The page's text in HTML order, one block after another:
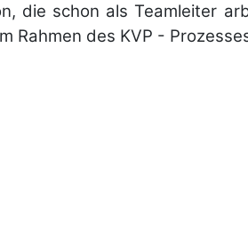
die schon als Teamleiter
des KVP -